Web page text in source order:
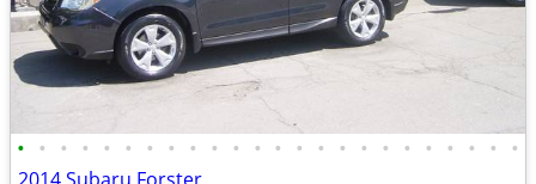
• • • • • • • • • • • • • • • • • • • • • • • •